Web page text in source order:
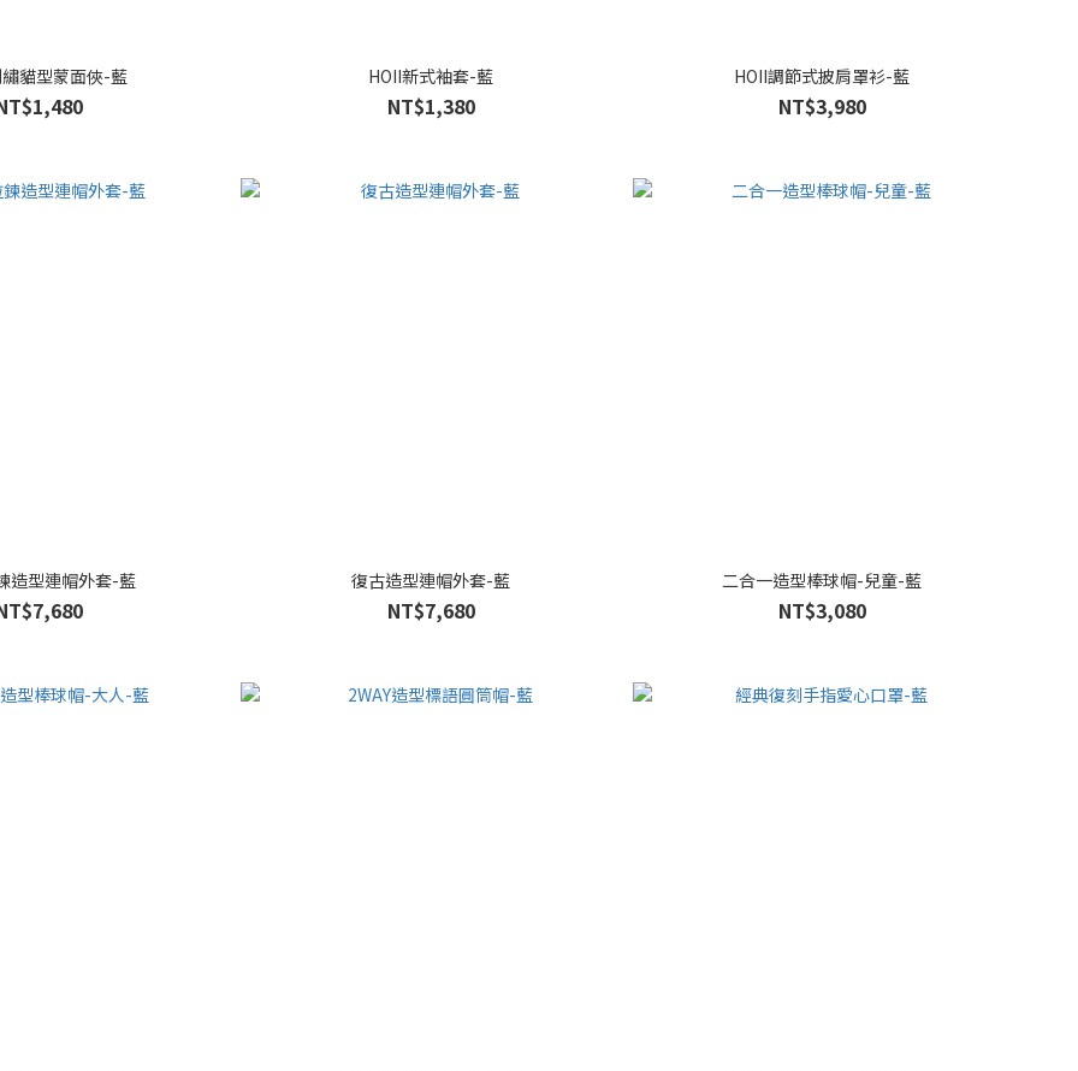
貓型蒙面俠-藍 HOII新式袖套-藍
NT$1,380
HOII調節式披肩罩衫-藍
NT$3,980
造型連帽外套-藍 復古造型連帽外套-藍
NT$7,680
二合一造型棒球帽-兒童-藍
NT$3,080